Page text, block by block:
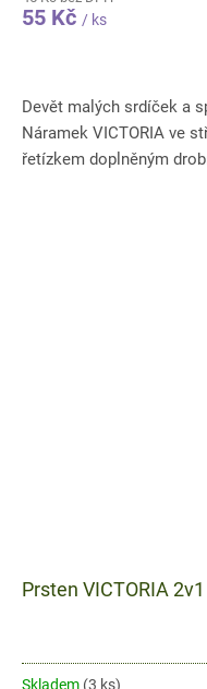
55 Kč / ks
Devět malých srdíček a
Náramek VICTORIA ve
řetízkem doplněným
Prsten VICTORIA
Skladem (3 ks)